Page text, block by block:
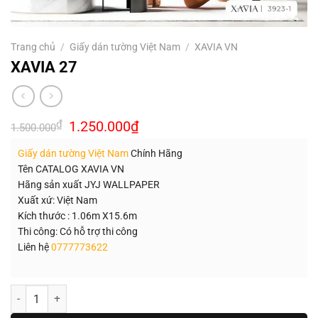
Trang chủ / Giấy dán tường Việt Nam / XAVIA VN
XAVIA 27
1.500.000₫ Giá
gốc
1.500.000₫.
1.250.000₫Giá
hiện
là:
Giấy dán tường Việt NamChính Hãng
Tên CATALOG XAVIA VN
Hãng sản xuất JYJ WALLPAPER
Xuất xứ: Việt Nam
Kích thước : 1.06m X15.6m
Thi công: Có hỗ trợ thi công
Liên hệ0777773622
Số lượng